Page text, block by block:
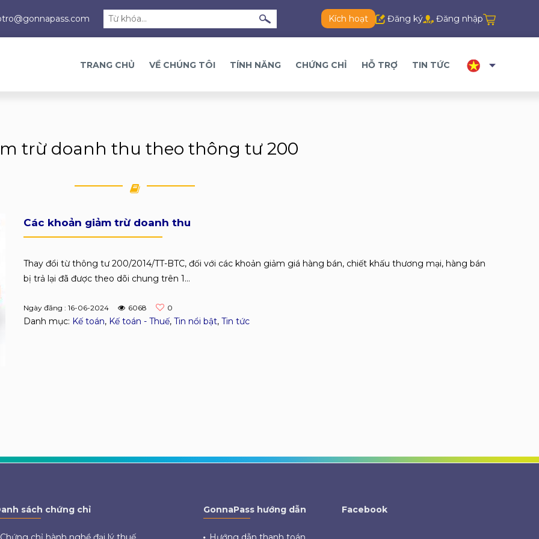
Kích hoạt Đăng ký Đăng nhập
TRANG CHỦ VỀ CHÚNG TÔI TÍNH NĂNG CHỨNG CHỈ HỖ TRỢ TIN TỨC
trừ doanh thu theo thông tư 200
Các khoản giảm trừ doanh thu
Thay đổi từ thông tư 200/2014/TT-BTC, đối với các khoản giảm giá hàng bán, chiết khấu thương mại, hàng bán
bị trả lại đã được theo dõi chung trên 1...
Ngày đăng : 16-06-2024 6068 0
Danh mục: Kế toán, Kế toán - Thuế, Tin nổi bật, Tin tức
sách chứng chỉ GonnaPass hướng dẫn Facebook